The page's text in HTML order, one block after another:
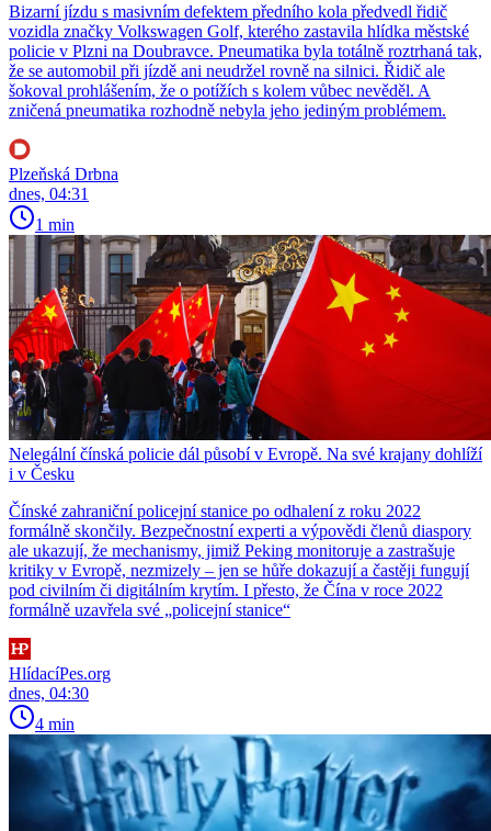
Bizarní jízdu s masivním defektem předního kola předvedl řidič
vozidla značky Volkswagen Golf, kterého zastavila hlídka městské
policie v Plzni na Doubravce. Pneumatika byla totálně roztrhaná tak,
že se automobil při jízdě ani neudržel rovně na silnici. Řidič ale
šokoval prohlášením, že o potížích s kolem vůbec nevěděl. A
zničená pneumatika rozhodně nebyla jeho jediným problémem.
Plzeňská Drbna
dnes, 04:31
1 min
Nelegální čínská policie dál působí v Evropě. Na své krajany dohlíží
i v Česku
Čínské zahraniční policejní stanice po odhalení z roku 2022
formálně skončily. Bezpečnostní experti a výpovědi členů diaspory
ale ukazují, že mechanismy, jimiž Peking monitoruje a zastrašuje
kritiky v Evropě, nezmizely – jen se hůře dokazují a častěji fungují
pod civilním či digitálním krytím. I přesto, že Čína v roce 2022
formálně uzavřela své „policejní stanice“
HlídacíPes.org
dnes, 04:30
4 min